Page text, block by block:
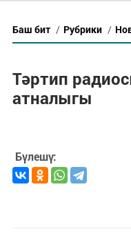
Баш бит / Рубрики /
Тәртип
атналыгы
Бүлешү: